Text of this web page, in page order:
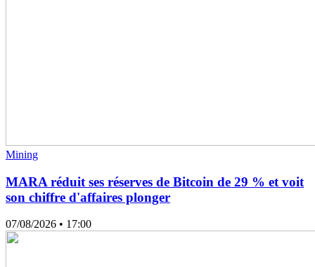
Mining
MARA réduit ses réserves de Bitcoin de 29 % et voit
son chiffre d'affaires plonger
07/08/2026 • 17:00